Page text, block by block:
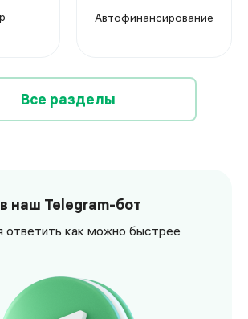
Автофинансирование
Все разделы
наш Telegram-бот
ответить как можно быстрее